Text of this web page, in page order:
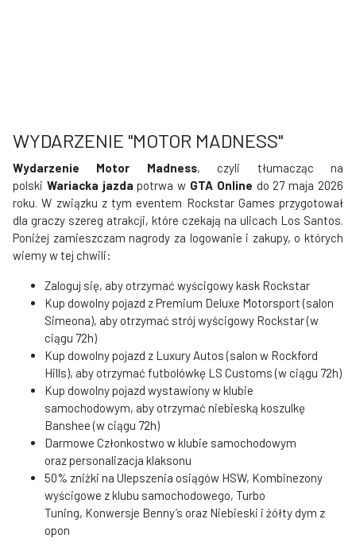
WYDARZENIE "MOTOR MADNESS"
Wydarzenie Motor Madness, czyli tłumacząc na
polski Wariacka jazda potrwa w GTA Online do 27 maja 2026
roku. W związku z tym eventem Rockstar Games przygotował
dla graczy szereg atrakcji, które czekają na ulicach Los Santos.
Poniżej zamieszczam nagrody za logowanie i zakupy, o których
wiemy w tej chwili:
Zaloguj się, aby otrzymać wyścigowy kask Rockstar
Kup dowolny pojazd z Premium Deluxe Motorsport (salon
Simeona), aby otrzymać strój wyścigowy Rockstar (w
ciągu 72h)
Kup dowolny pojazd z Luxury Autos (salon w Rockford
Hills), aby otrzymać futbolówkę LS Customs (w ciągu 72h)
Kup dowolny pojazd wystawiony w klubie
samochodowym, aby otrzymać niebieską koszulkę
Banshee (w ciągu 72h)
Darmowe Członkostwo w klubie samochodowym
oraz personalizacja klaksonu
50% zniżki na Ulepszenia osiągów HSW, Kombinezony
wyścigowe z klubu samochodowego, Turbo
Tuning, Konwersje Benny’s oraz Niebieski i żółty dym z
opon